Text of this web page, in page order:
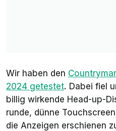
Wir haben den
2024 getestet. Dabei fiel
billig wirkende Head-up-
runde, dünne
die Anzeigen erschienen